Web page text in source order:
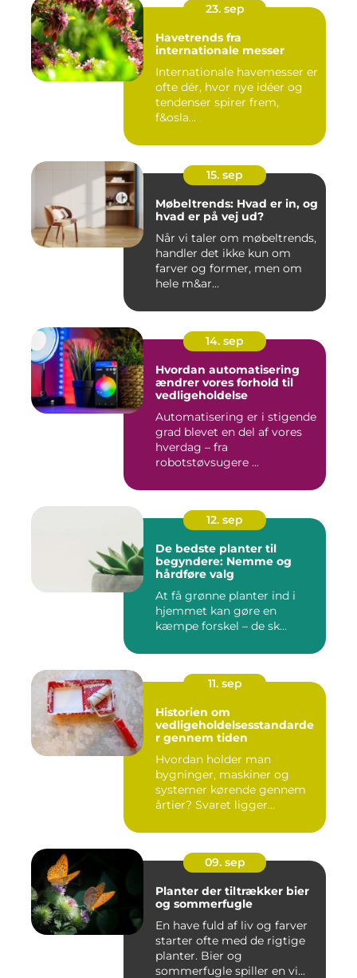
23. sep
Havetrends fra
internationale messer
Internationale havemesser er
ofte dér, hvor nye idéer og
tendenser spirer frem,
f&osla...
15. sep
Møbeltrends: Hvad er in, og
hvad er på vej ud?
Når vi taler om møbeltrends,
handler det ikke kun om
farver og former, men om
hele m&ar...
14. sep
Hvordan automatisering
ændrer vores forhold til
vedligeholdelse
Automatisering er i stigende
grad blevet en del af vores
hverdag – fra
robotstøvsugere ...
12. sep
De bedste planter til
begyndere: Nemme og
hårdføre valg
At få grønne planter ind i
hjemmet kan gøre en
kæmpe forskel – de sk...
11. sep
Historien om
vedligeholdelsesstandarde
r gennem tiden
Hvordan holder man
bygninger, maskiner og
systemer kørende gennem
årtier? Svaret ligger...
09. sep
Planter der tiltrækker bier
og sommerfugle
En have fuld af liv og farver
starter ofte med de rigtige
planter. Bier og
sommerfugle spiller en vi...